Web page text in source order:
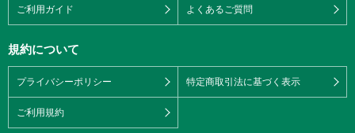
ご利用ガイド よくあるご質問
規約について
プライバシーポリシー 特定商取引法に基づく表示
ご利用規約